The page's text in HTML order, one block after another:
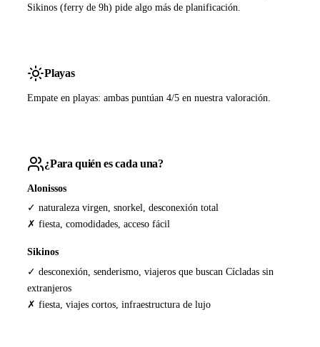
Sikinos (ferry de 9h) pide algo más de planificación.
Playas
Empate en playas: ambas puntúan 4/5 en nuestra valoración.
¿Para quién es cada una?
Alonissos
✓ naturaleza virgen, snorkel, desconexión total
✗ fiesta, comodidades, acceso fácil
Sikinos
✓ desconexión, senderismo, viajeros que buscan Cícladas sin
extranjeros
✗ fiesta, viajes cortos, infraestructura de lujo